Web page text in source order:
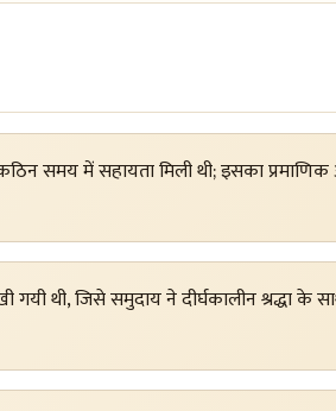
समय में सहायता मिली थी; इसका
थी, जिसे समुदाय ने दीर्घकालीन श्रद्धा के